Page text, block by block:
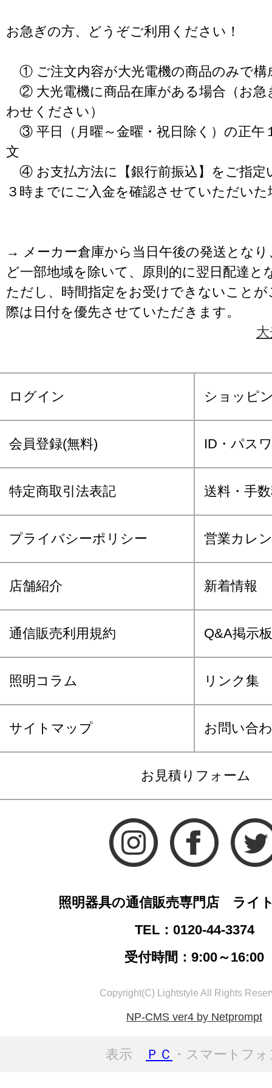
お急ぎの方、どうぞご利用ください！
① ご注文内容が大光電機の商品のみで構
② 大光電機に商品在庫がある場合（お急
わせください）
③ 平日（月曜～金曜・祝日除く）の正午
文
④ お支払方法に【銀行前振込】をご指定
３時までにご入金を確認させていただいた
→ メーカー倉庫から当日午後の発送となり
ど一部地域を除いて、原則的に翌日配達と
ただし、時間指定をお受けできないこと
際は日付を優先させていただきます。
ログイン ショッピ
会員登録(無料) ID・パス
特定商取引法表記 送料・手
プライバシーポリシー 営業カレ
店舗紹介 新着情報
通信販売利用規約 Q&A掲示板
照明コラム リンク集
サイトマップ お問い合
お見積りフォーム
照明器具の通信販売専門店 ライ
TEL：0120-44-3374
受付時間：9:00～16:00
Copyright(C) Lightstyle All Rights
NP-CMS ver4 by Netprompt
表示 ＰＣ ・スマートフ